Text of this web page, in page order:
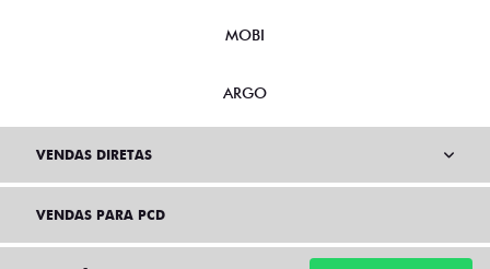
MOBI
ARGO
VENDAS DIRETAS
VENDAS PARA PCD